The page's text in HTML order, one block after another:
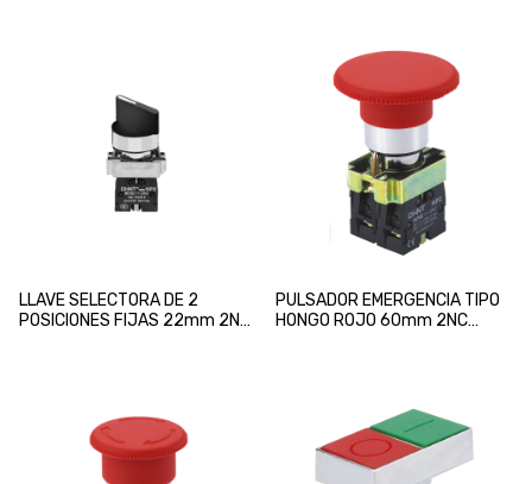
LLAVE SELECTORA DE 2
POSICIONES FIJAS 22mm 2NA
PULSADOR EMERGENCIA TIPO
HONGO ROJO 60mm 2NC